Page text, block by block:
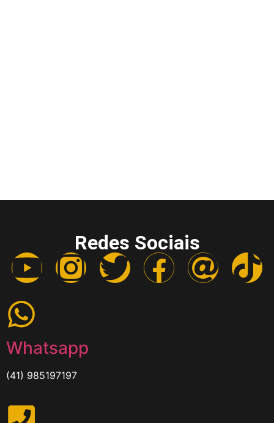
Redes Sociais
Whatsapp
(41) 985197197